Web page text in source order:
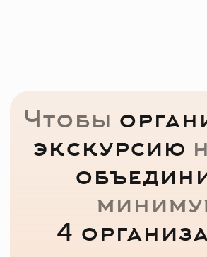
Нужно переслать программу
Мы свяжемся с вами через 5 минут.
и наши автобусы
Подберем несколько похожих
экскурсий в нужную дату
Забронировать экскурсию